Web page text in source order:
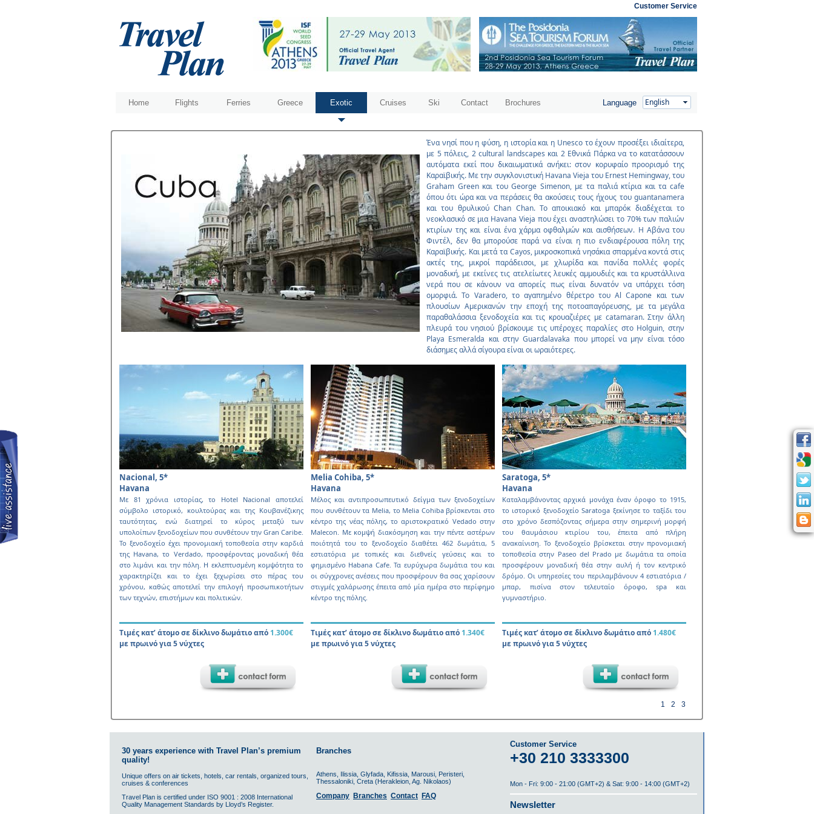
Customer Service
Home Flights Ferries Greece Exotic Cruises Ski Contact Brochures Language
Ένα νησί που η φύση, η ιστορία και η Unesco το έχουν προσέξει ιδιαίτερα,
µε 5 πόλεις, 2 cultural landscapes και 2 Εθνικά Πάρκα να το κατατάσσουν
αυτόµατα εκεί που δικαιωµατικά ανήκει: στον κορυφαίο προορισµό της
Καραϊβικής. Με την συγκλονιστική Havana Vieja του Ernest Hemingway, του
Graham Green και του George Simenon, µε τα παλιά κτίρια και τα cafe
όπου ότι ώρα και να περάσεις θα ακούσεις τους ήχους του guantanamera
και του θρυλικού Chan Chan. Το αποικιακό και µπαρόκ διαδέχεται το
νεοκλασικό σε µια Havana Vieja που έχει αναστηλώσει το 70% των παλιών
κτιρίων της και είναι ένα χάρµα οφθαλµών και αισθήσεων. Η Αβάνα του
Φιντέλ, δεν θα µπορούσε παρά να είναι η πιο ενδιαφέρουσα πόλη της
Καραϊβικής. Και µετά τα Cayos, µικροσκοπικά νησάκια σπαρµένα κοντά στις
ακτές της, µικροί παράδεισοι, µε χλωρίδα και πανίδα πολλές φορές
µοναδική, µε εκείνες τις ατελείωτες λευκές αµµουδιές και τα κρυστάλλινα
νερά που σε κάνουν να απορείς πως είναι δυνατόν να υπάρχει τόση
οµορφιά. Το Varadero, το αγαπηµένο θέρετρο του Al Capone και των
πλουσίων Αµερικανών την εποχή της ποτοαπαγόρευσης, µε τα µεγάλα
παραθαλάσσια ξενοδοχεία και τις κρουαζιέρες µε catamaran. Στην άλλη
πλευρά του νησιού βρίσκουµε τις υπέροχες παραλίες στο Holguin, στην
Playa Esmeralda και στην Guardalavaka που µπορεί να µην είναι τόσο
διάσηµες αλλά σίγουρα είναι οι ωραιότερες.
Nacional, 5*
Havana
Με 81 χρόνια ιστορίας, το Hotel Nacional αποτελεί
σύµβολο ιστορικό, κουλτούρας και της Κουβανέζικης
ταυτότητας, ενώ διατηρεί το κύρος µεταξύ των
υπολοίπων ξενοδοχείων που συνθέτουν την Gran Caribe.
To ξενοδοχείο έχει προνοµιακή τοποθεσία στην καρδιά
της Havana, το Verdado, προσφέροντας µοναδική θέα
στο λιµάνι και την πόλη. Η εκλεπτυσµένη κοµψότητα το
χαρακτηρίζει και το έχει ξεχωρίσει στο πέρας του
χρόνου, καθώς αποτελεί την επιλογή προσωπικοτήτων
των τεχνών, επιστήµων και πολιτικών.
Τιµές κατ’ άτοµο σε δίκλινο δωµάτιο από 1.300€
µε πρωινό για 5 νύχτες
Melia Cohiba, 5*
Havana
Μέλος και αντιπροσωπευτικό δείγµα των ξενοδοχείων
που συνθέτουν τα Melia, το Melia Cohiba βρίσκενται στο
κέντρο της νέας πόλης, το αριστοκρατικό Vedado στην
Malecon. Με κοµψή διακόσµηση και την πέντε αστέρων
ποιότητά του το ξενοδοχείο διαθέτει 462 δωµάτια, 5
εστιατόρια µε τοπικές και διεθνείς γεύσεις και το
φηµισµένο Habana Cafe. Τα ευρύχωρα δωµάτια του και
οι σύγχρονες ανέσεις που προσφέρουν θα σας χαρίσουν
στιγµές χαλάρωσης έπειτα από µία ηµέρα στο περίφηµο
κέντρο της πόλης.
Τιµές κατ’ άτοµο σε δίκλινο δωµάτιο από 1.340€
µε πρωινό για 5 νύχτες
Saratoga, 5*
Havana
Καταλαµβάνοντας αρχικά µονάχα έναν όροφο το 1915,
το ιστορικό ξενοδοχείο Saratoga ξεκίνησε το ταξίδι του
στο χρόνο δεσπόζοντας σήµερα στην σηµερινή µορφή
του θαυµάσιου κτιρίου του, έπειτα από πλήρη
ανακαίνιση. Το ξενοδοχείο βρίσκεται στην προνοµιακή
τοποθεσία στην Paseo del Prado µε δωµάτια τα οποία
προσφέρουν µοναδική θέα στην αυλή ή τον κεντρικό
δρόµο. Οι υπηρεσίες του περιλαµβάνουν 4 εστιατόρια /
µπαρ, πισίνα στον τελευταίο όροφο, spa και
γυµναστήριο.
Τιµές κατ’ άτοµο σε δίκλινο δωµάτιο από 1.480€
µε πρωινό για 5 νύχτες
1 2 3
30 years experience with Travel Plan’s premium
quality!
Unique offers on air tickets, hotels, car rentals, organized tours,
cruises & conferences
Travel Plan is certified under ISO 9001 : 2008 International
Quality Management Standards by Lloyd’s Register.
Branches
Athens, Ilissia, Glyfada, Kifissia, Marousi, Peristeri,
Thessaloniki, Creta (Herakleion, Ag. Nikolaos)
Company Branches Contact FAQ
Customer Service
+30 210 3333300
Mon - Fri: 9:00 - 21:00 (GMT+2) & Sat: 9:00 - 14:00 (GMT+2)
Newsletter